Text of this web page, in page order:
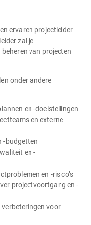
ervaren projectleider
zal je
van projecten
onder andere
en -doelstellingen
en externe
-budgetten
en -
en -risico’s
projectvoortgang en -
verbeteringen voor